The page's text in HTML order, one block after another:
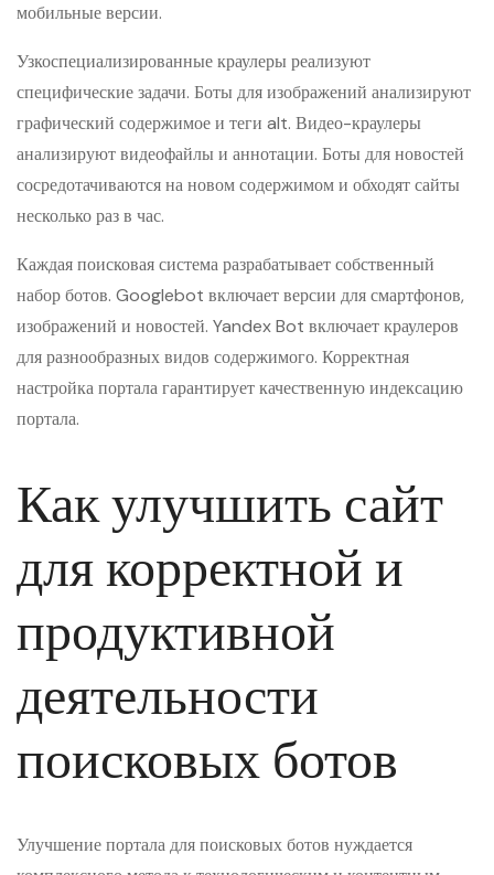
мобильные версии.
Узкоспециализированные краулеры реализуют
специфические задачи. Боты для изображений анализируют
графический содержимое и теги alt. Видео-краулеры
анализируют видеофайлы и аннотации. Боты для новостей
сосредотачиваются на новом содержимом и обходят сайты
несколько раз в час.
Каждая поисковая система разрабатывает собственный
набор ботов. Googlebot включает версии для смартфонов,
изображений и новостей. Yandex Bot включает краулеров
для разнообразных видов содержимого. Корректная
настройка портала гарантирует качественную индексацию
портала.
Как улучшить сайт
для корректной и
продуктивной
деятельности
поисковых ботов
Улучшение портала для поисковых ботов нуждается